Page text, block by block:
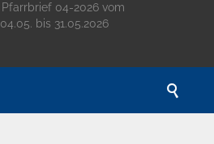
Pfarrbrief 04-2026 vom
04.05. bis 31.05.2026
